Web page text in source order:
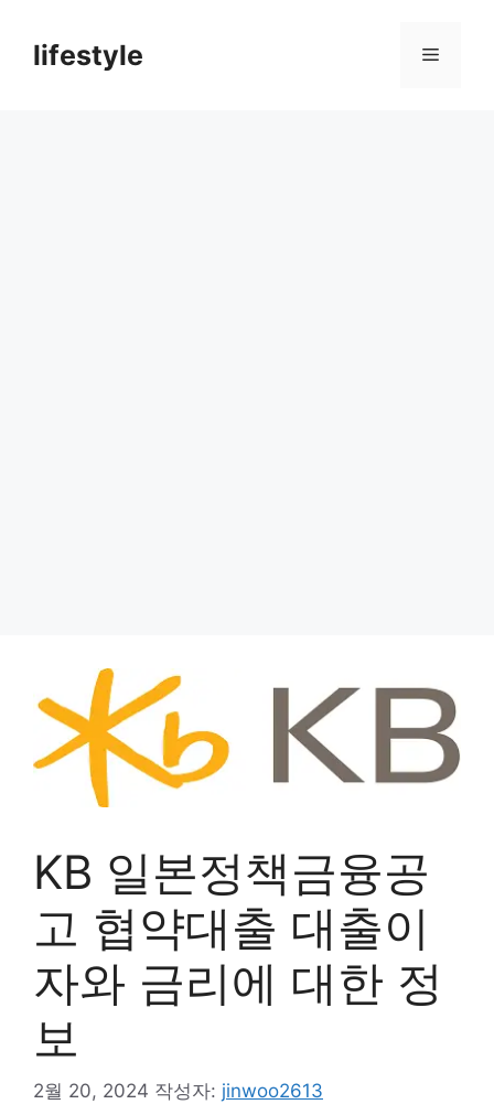
lifestyle 메
KB 일본정책금융공
고 협약대출 대출이
자와 금리에 대한 정
보
2월 20, 2024 작성자: jinwoo2613